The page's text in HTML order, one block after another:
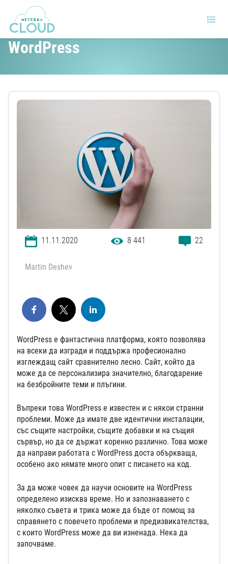
17 съвета за добро начало с
WordPress
11.11.2020 8 441 22
Martin Deshev
WordPress е фантастична платформа, която позволява
на всеки да изгради и поддържа професионално
изглеждащ сайт сравнително лесно. Сайт, който да
може да се персонализира значително, благодарение
на безбройните теми и плъгини.
Въпреки това WordPress е известен и с някои странни
проблеми. Може да имате две идентични инсталации,
със същите настройки, същите добавки и на същия
сървър, но да се държат коренно различно. Това може
да направи работата с WordPress доста объркваща,
особено ако нямате много опит с писането на код.
За да може човек да научи основите на WordPress
определено изисква време. Но и запознаването с
няколко съвета и трика може да бъде от помощ за
справянето с повечето проблеми и предизвикателства,
с които WordPress може да ви изненада. Нека да
започваме.